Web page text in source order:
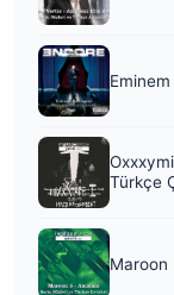
Türkçe
Maroon